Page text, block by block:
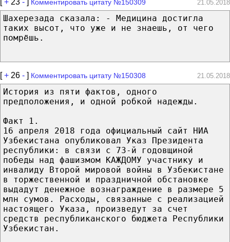
Комментировать цитату №150309 21.05.2018
Шахерезада сказала: - Медицина достигла
таких высот, что уже и не знаешь, от чего
помрёшь.
[+ 26 - ] Комментировать цитату №150308 21.05.2018
История из пяти фактов, одного
предположения, и одной робкой надежды.
Факт 1.
16 апреля 2018 года официальный сайт НИА
Узбекистана опубликовал Указ Президента
республики: в связи с 73-й годовщиной
победы над фашизмом КАЖДОМУ участнику и
инвалиду Второй мировой войны в Узбекистане
в торжественной и праздничной обстановке
выдадут денежное вознаграждение в размере 5
млн сумов. Расходы, связанные с реализацией
настоящего Указа, произведут за счет
средств республиканского бюджета Республики
Узбекистан.